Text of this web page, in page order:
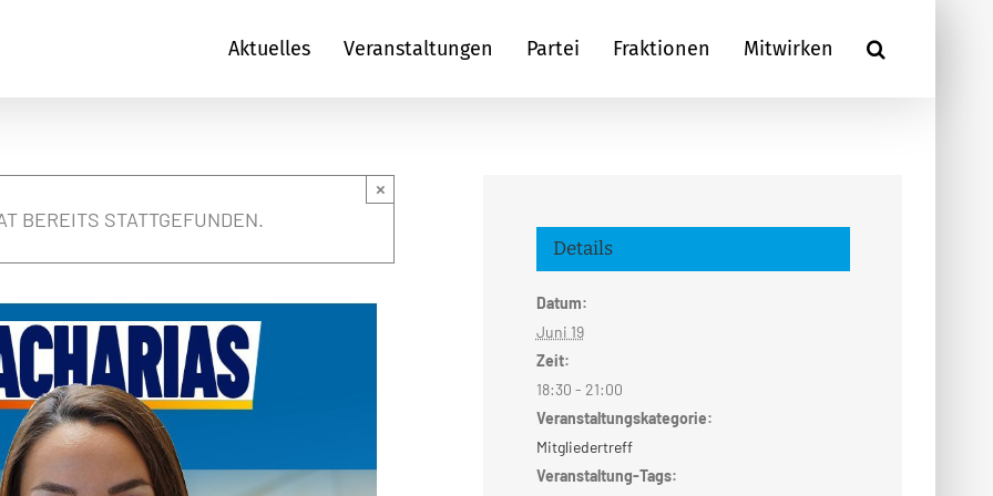
Aktuelles Veranstaltungen Partei Fraktionen Mitwirken
BEREITS STATTGEFUNDEN.
×
Details
Datum:
Juni 19
Zeit:
18:30 - 21:00
Veranstaltungskategorie:
Mitgliedertreff
Veranstaltung-Tags: